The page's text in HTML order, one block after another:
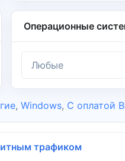
Операционные
Любые
, Windows, С оплатой
трафиком